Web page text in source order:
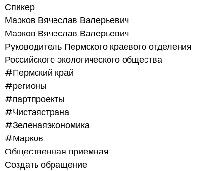
Спикер
Марков Вячеслав Валерьевич
Марков Вячеслав Валерьевич
Руководитель Пермского краевого отделения
Российского экологического общества
#Пермский край
#регионы
#партпроекты
#Чистаястрана
#Зеленаяэкономика
#Марков
Общественная приемная
Создать обращение